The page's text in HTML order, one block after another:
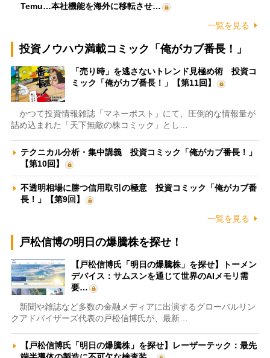
Temu…本社機能を海外に移転させ…
一覧を見る
投資ノウハウ満載コミック「俺がカブ番長！」
「売り時」を逃さないトレンド見極め術 投資コ
ミック「俺がカブ番長！」【第11回】
かつて投資情報雑誌「マネーポスト」にて、圧倒的な情報量が
詰め込まれた「天下無敵の株コミック」とし…
テクニカル分析・集中講義 投資コミック「俺がカブ番長！」
【第10回】
不透明相場に勝つ信用取引の極意 投資コミック「俺がカブ番
長！」【第9回】
一覧を見る
戸松信博の明日の爆騰株を探せ！
【戸松信博氏「明日の爆騰株」を探せ】トーメン
デバイス：サムスンを通じて世界のAIメモリ需
要…
新聞や雑誌など多数の金融メディアに出演するグローバルリン
クアドバイザーズ代表の戸松信博氏が、最新…
【戸松信博氏「明日の爆騰株」を探せ】レーザーテック：最先